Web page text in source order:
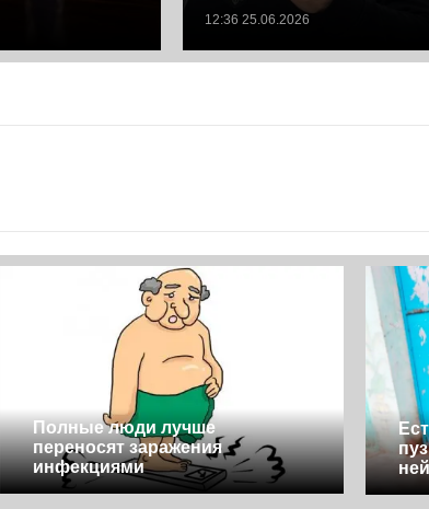
12:36 25.06.2026
Полные люди лучше
переносят заражения
инфекциями